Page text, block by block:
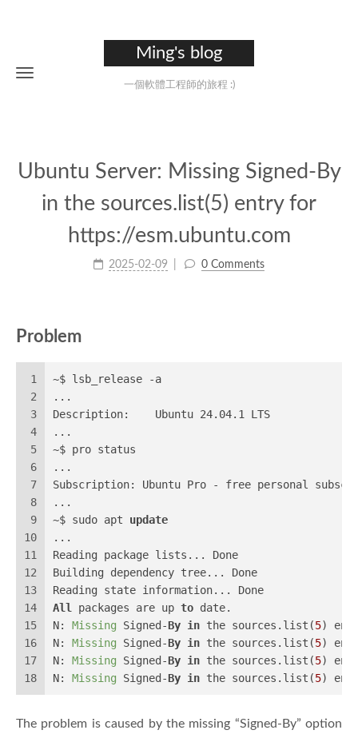
Ming's blog
一個軟體工程師的旅程 :)
Ubuntu Server: Missing Signed-By
in the sources.list(5) entry for
https://esm.ubuntu.com
2025-02-09 0 Comments
Problem
1
2
3
4
5
6
7
8
9
10
11
12
13
14
15
16
17
18
~$ lsb_release -a
...
Description:    Ubuntu 24.04.1 LTS
...
~$ pro status
...
Subscription: Ubuntu Pro - free personal
...
~$ sudo apt update
...
Reading package lists... Done
Building dependency tree... Done
Reading state information... Done
All
packages are up to date.
N: Missing Signed-By in the sources.list(5)
N: Missing Signed-By in the sources.list(5)
N: Missing Signed-By in the sources.list(5)
N: Missing Signed-By in the sources.list(5)
The problem is caused by the missing “Signed-By” option